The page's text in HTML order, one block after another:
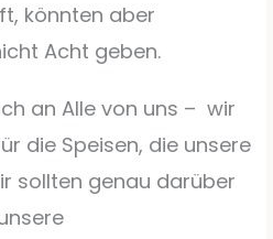
könnten aber
Acht geben.
an Alle von uns – wir
die Speisen, die unsere
sollten genau darüber